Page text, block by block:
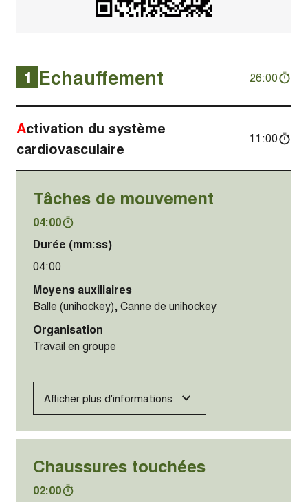
1 Echauffement 26:00
Activation du système
cardiovasculaire
11:00
Tâches de mouvement
04:00
Durée (mm:ss)
04:00
Moyens auxiliaires
Balle (unihockey), Canne de unihockey
Organisation
Travail en groupe
Afficher plus d'informations
Chaussures touchées
02:00